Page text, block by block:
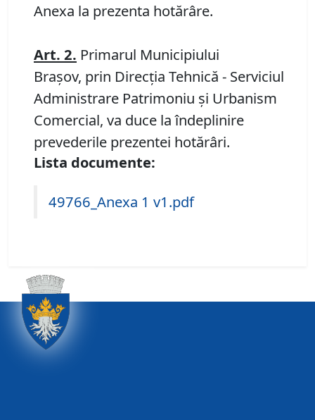
Anexa la prezenta hotărâre.
Art. 2. Primarul Municipiului
Braşov, prin Direcţia Tehnică - Serviciul
Administrare Patrimoniu şi Urbanism
Comercial, va duce la îndeplinire
prevederile prezentei hotărâri.
Lista documente:
49766_Anexa 1 v1.pdf